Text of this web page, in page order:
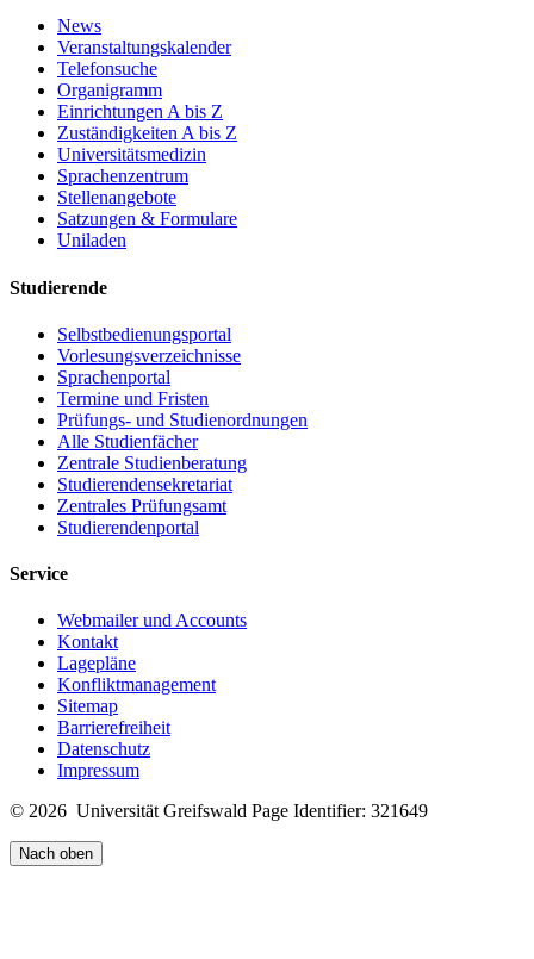
News
Veranstaltungskalender
Telefonsuche
Organigramm
Einrichtungen A bis Z
Zuständigkeiten A bis Z
Universitätsmedizin
Sprachenzentrum
Stellenangebote
Satzungen & Formulare
Uniladen
Studierende
Selbstbedienungsportal
Vorlesungsverzeichnisse
Sprachenportal
Termine und Fristen
Prüfungs- und Studienordnungen
Alle Studienfächer
Zentrale Studienberatung
Studierendensekretariat
Zentrales Prüfungsamt
Studierendenportal
Service
Webmailer und Accounts
Kontakt
Lagepläne
Konfliktmanagement
Sitemap
Barrierefreiheit
Datenschutz
Impressum
© 2026 Universität Greifswald Page Identifier: 321649
Nach oben